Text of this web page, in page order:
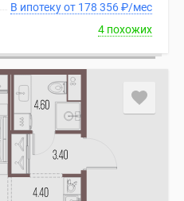
В ипотеку от 178 356₽/мес
4 похожих